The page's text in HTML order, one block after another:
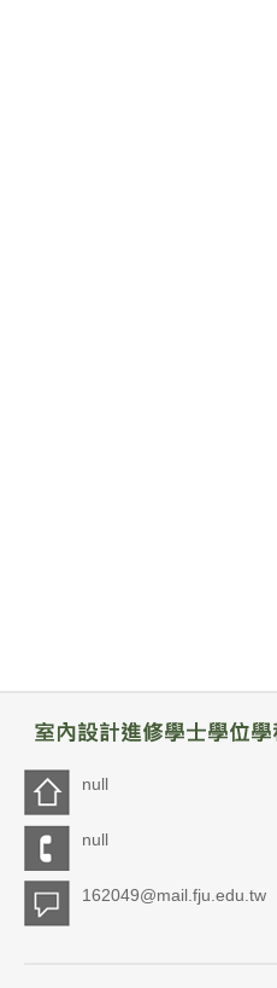
null
null
162049@mail.fju.edu.tw